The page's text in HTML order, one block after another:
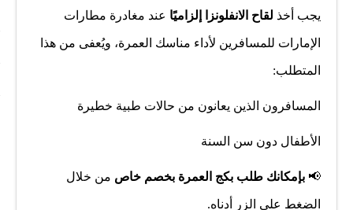
يجب أخذ لقاح الانفلونزا إلزاميًا عند مغادرة مطارات
الإمارات للمسافرين لأداء مناسك العمرة، ويُعفى من هذا
المتطلب:
المسافرون الذين يعانون من حالات طبية خطيرة
الأطفال دون سن السنة
📢 بإمكانك طلب بكج العمرة بخصم خاص من خلال
الضغط على الزر أدناه.